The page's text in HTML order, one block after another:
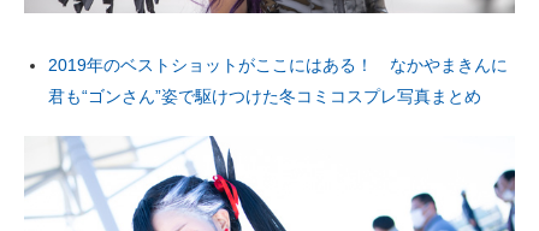
2019年のベストショットがここにはある！ なかやまきんに
君も“ゴンさん”姿で駆けつけた冬コミコスプレ写真まとめ